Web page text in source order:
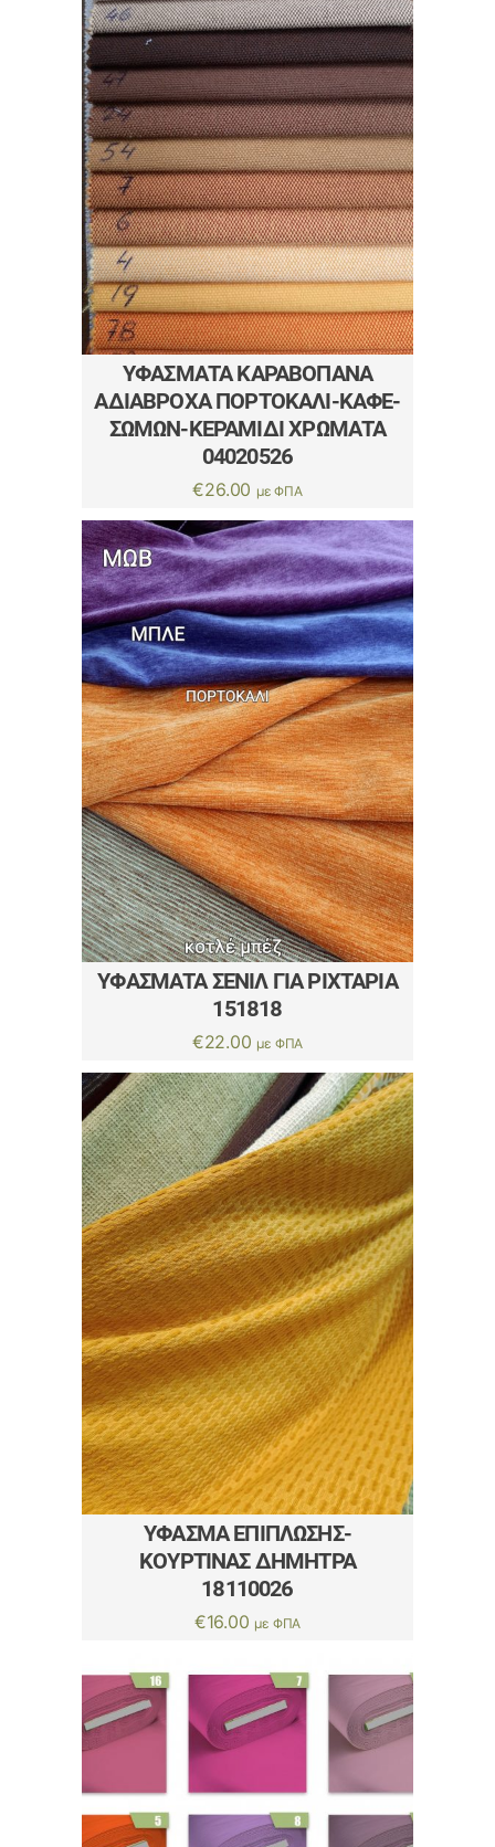
ΎΦΆΣΜΑΤΑ ΚΑΡΑΒΌΠΑΝΑ
ΑΔΙΆΒΡΟΧΑ ΠΟΡΤΟΚΑΛΊ-ΚΑΦΈ-
ΣΩΜΏΝ-ΚΕΡΑΜΙΔΊ ΧΡΏΜΑΤΑ
04020526
€26.00 με ΦΠΑ
ΥΦΆΣΜΑΤΑ ΣΕΝΊΛ ΓΙΑ ΡΙΧΤΆΡΙΑ
151818
€22.00 με ΦΠΑ
ΎΦΑΣΜΑ ΕΠΊΠΛΩΣΗΣ-
ΚΟΥΡΤΊΝΑΣ ΔΗΜΗΤΡΑ
18110026
€16.00 με ΦΠΑ